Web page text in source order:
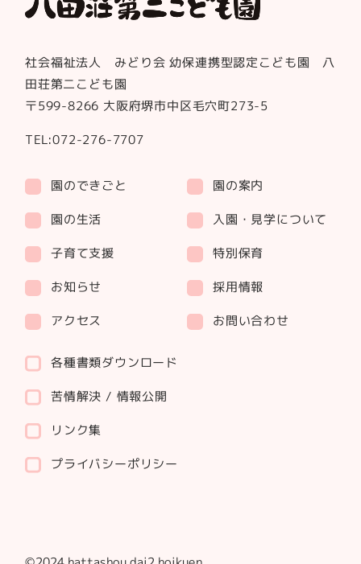
社会福祉法人 みどり会 幼保連携型認定こども園 八
田荘第二こども園
〒599-8266 大阪府堺市中区毛穴町273-5
TEL:072-276-7707
園のできごと
園の案内
園の生活
入園・見学について
子育て支援
特別保育
お知らせ
採用情報
アクセス
お問い合わせ
各種書類ダウンロード
苦情解決 / 情報公開
リンク集
プライバシーポリシー